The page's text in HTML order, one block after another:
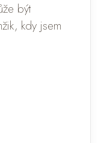
být
kdy jsem